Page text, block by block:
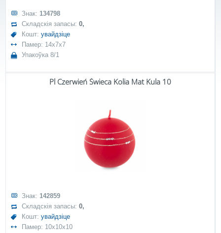
Знак: 134798
Складскія запасы:0,
Кошт:увайдзіце
Памер: 14x7x7
Упакоўка 8/1
Pl Czerwień Świeca Kolia Mat Kula 10
Знак: 142859
Складскія запасы:0,
Кошт:увайдзіце
Памер: 10x10x10